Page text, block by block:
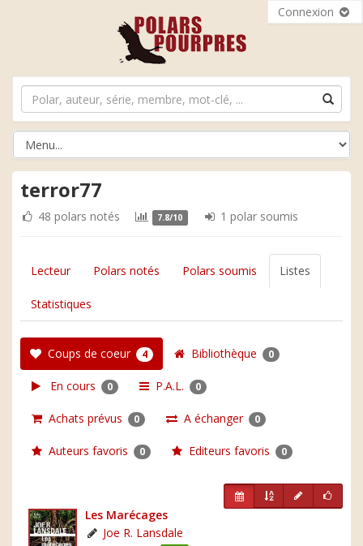
Connexion
terror77
48 polars notés 7.8/10 1 polar soumis
Lecteur Polars notés Polars soumis Listes
Statistiques
Coups de coeur 4 Bibliothèque 0
En cours 0 P.A.L. 0
Achats prévus 0 A échanger 0
Auteurs favoris 0 Editeurs favoris 0
Les Marécages
Joe R. Lansdale